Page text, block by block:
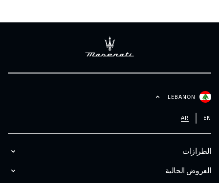
الطرازات
العروض الحالية
LEBANON
EN
AR